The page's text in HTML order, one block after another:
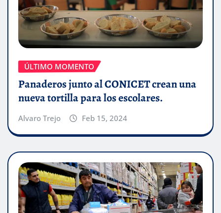
ÚLTIMO MOMENTO
Panaderos junto al CONICET crean una
nueva tortilla para los escolares.
Alvaro Trejo Feb 15, 2024